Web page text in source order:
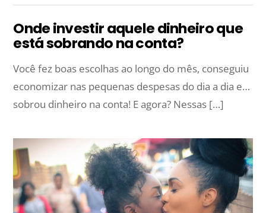
Onde investir aquele dinheiro que
está sobrando na conta?
Você fez boas escolhas ao longo do mês, conseguiu
economizar nas pequenas despesas do dia a dia e…
sobrou dinheiro na conta! E agora? Nessas […]